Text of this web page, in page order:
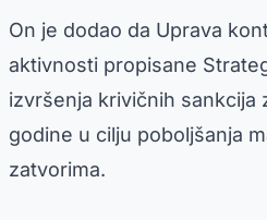
On je dodao da Uprava
aktivnosti propisane
izvršenja krivičnih sankcija
godine u cilju poboljšanja
zatvorima.